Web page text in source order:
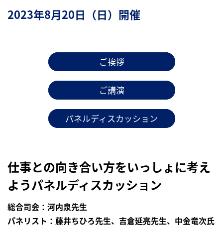
2023年8月20日（日）開催
ご挨拶
ご講演
パネルディスカッション
仕事との向き合い方をいっしょに考え
ようパネルディスカッション
総合司会：河内泉先生
パネリスト：藤井ちひろ先生、吉倉延亮先生、中金竜次氏